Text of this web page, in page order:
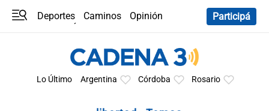
Deportes Caminos
Opinión
Participá
Lo Último Argentina Córdoba Rosario